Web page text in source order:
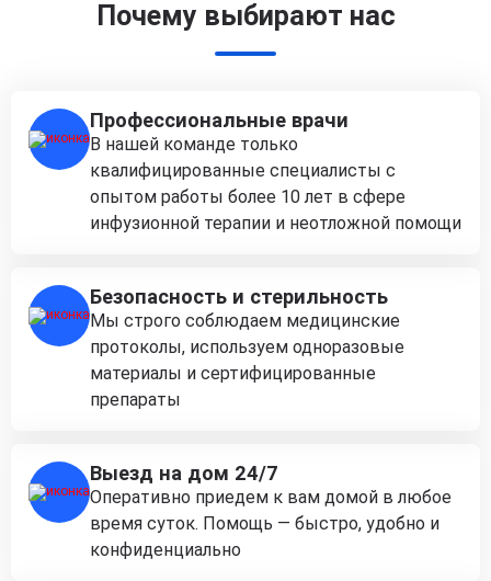
Почему выбирают нас
Профессиональные врачи
В нашей команде только
квалифицированные специалисты с
опытом работы более 10 лет в сфере
инфузионной терапии и неотложной помощи
Безопасность и стерильность
Мы строго соблюдаем медицинские
протоколы, используем одноразовые
материалы и сертифицированные
препараты
Выезд на дом 24/7
Оперативно приедем к вам домой в любое
время суток. Помощь — быстро, удобно и
конфиденциально